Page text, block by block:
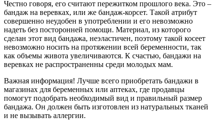
Честно говоря, его считают пережитком прошлого века. Это –
бандаж на веревках, или же бандаж-корсет. Такой атрибут
совершенно неудобен в употреблении и его невозможно
надеть без посторонней помощи. Материал, из которого
сделан этот вид бандажа, неэластичен, поэтому такой косеет
невозможно носить на протяжении всей беременности, так
как объемы живота увеличиваются. К счастью, бандажи на
веревках не распространенны среди молодых мам.
Важная информация! Лучше всего приобретать бандажи в
магазинах для беременных или аптеках, где продавцы
помогут подобрать необходимый вид и правильный размер
бандажа. Он должен быть изготовлен из натуральных тканей
и не вызывать аллергии.